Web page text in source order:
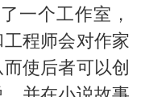
一个工作室，
程师会对作家
使后者可以创